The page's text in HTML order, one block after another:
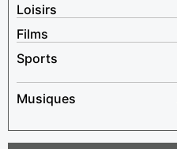
Loisirs
Films
Sports
Musiques